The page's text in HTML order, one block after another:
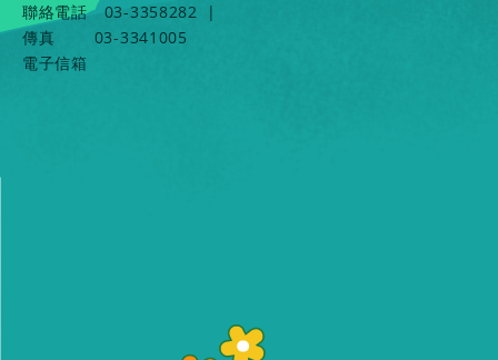
聯絡電話
03-3358282
|
傳真
03-3341005
電子信箱